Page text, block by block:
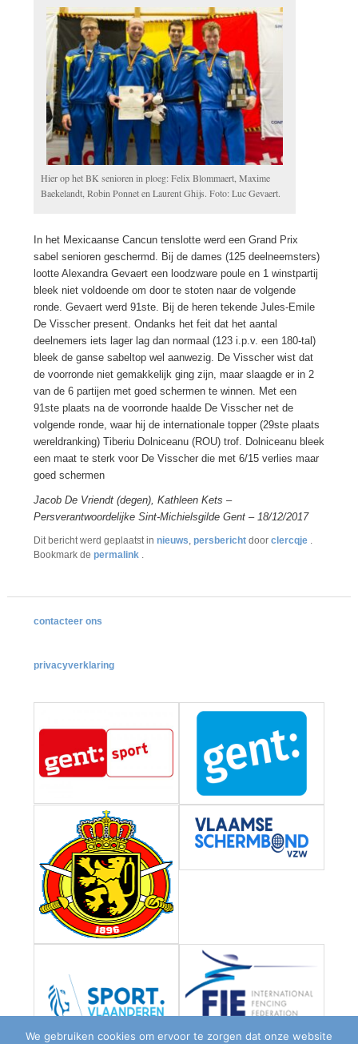
Hier op het BK senioren in ploeg: Felix Blommaert, Maxime
Baekelandt, Robin Ponnet en Laurent Ghijs. Foto: Luc Gevaert.
In het Mexicaanse Cancun tenslotte werd een Grand Prix
sabel senioren geschermd. Bij de dames (125 deelneemsters)
lootte Alexandra Gevaert een loodzware poule en 1 winstpartij
bleek niet voldoende om door te stoten naar de volgende
ronde. Gevaert werd 91ste. Bij de heren tekende Jules-Emile
De Visscher present. Ondanks het feit dat het aantal
deelnemers iets lager lag dan normaal (123 i.p.v. een 180-tal)
bleek de ganse sabeltop wel aanwezig. De Visscher wist dat
de voorronde niet gemakkelijk ging zijn, maar slaagde er in 2
van de 6 partijen met goed schermen te winnen. Met een
91ste plaats na de voorronde haalde De Visscher net de
volgende ronde, waar hij de internationale topper (29ste plaats
wereldranking) Tiberiu Dolniceanu (ROU) trof. Dolniceanu bleek
een maat te sterk voor De Visscher die met 6/15 verlies maar
goed schermen
Jacob De Vriendt (degen), Kathleen Kets –
Persverantwoordelijke Sint-Michielsgilde Gent – 18/12/2017
Dit bericht werd geplaatst in nieuws, persberichtdoor clercqje .
Bookmark de permalink .
contacteer ons
privacyverklaring
We gebruiken cookies om ervoor te zorgen dat onze website